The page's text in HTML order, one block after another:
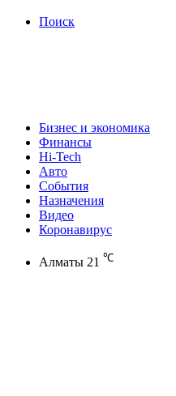
Поиск
Бизнес и экономика
Финансы
Hi-Tech
Авто
События
Назначения
Видео
Коронавирус
Алматы 21 ℃